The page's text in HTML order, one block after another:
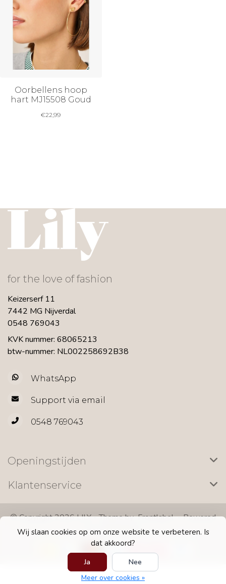
Wij slaan cookies op om onze website te verbeteren. Is
dat akkoord?
Ja
Nee
Meer over cookies »
Oorbellens hoop
hart MJ15508 Goud
€22,99
for the love of fashion
Keizerserf 11
7442 MG Nijverdal
0548 769043
KVK nummer: 68065213
btw-nummer: NL002258692B38
WhatsApp
Support via email
0548 769043
Openingstijden
Klantenservice
© Copyright 2026 LILY - Theme byFrontlabel- Powered
byLightspeed